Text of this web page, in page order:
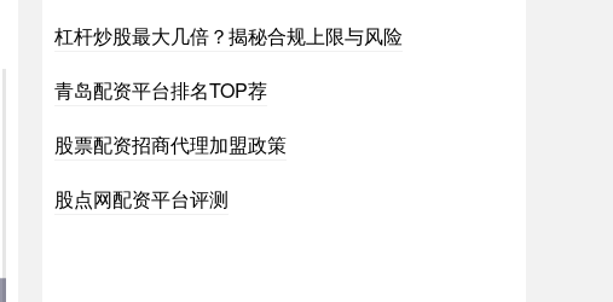
杠杆炒股最大几倍？揭秘合规上限与风险
青岛配资平台排名TOP荐
股票配资招商代理加盟政策
股点网配资平台评测